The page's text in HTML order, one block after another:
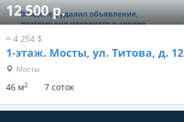
12 500 р.
≈ 4 254 $
1-этаж. Мосты, ул. Титова, д. 12
Мосты
46 м2 7 соток